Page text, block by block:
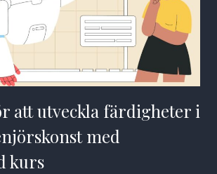
att utveckla färdigheter i
med
kurs